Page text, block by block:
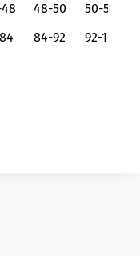
48-50
50-52
84-92 92-100